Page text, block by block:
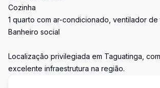
Cozinha
1 quarto com ar-condicionado, ventilador
Banheiro social
Localização privilegiada em Taguatinga,
excelente infraestrutura na região.